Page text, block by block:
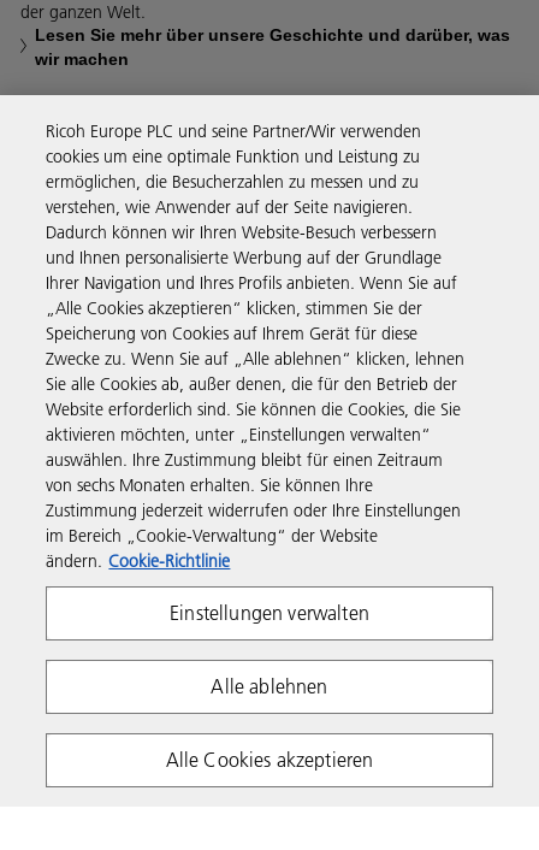
der ganzen Welt.
Lesen Sie mehr über unsere Geschichte und darüber, was
wir machen
Business Solutions
Produkte & Services
Support & Kontakt
Governance & Policies
Folgen Sie uns
Informationspflicht
Cookie Richtlinie
Nutzungsbedingungen
Hinweismeldestelle
Copyright 2026 Ricoh. Alle Rechte vorbehalten.
Ricoh Europe PLC und seine Partner/Wir verwenden
cookies um eine optimale Funktion und Leistung zu
ermöglichen, die Besucherzahlen zu messen und zu
verstehen, wie Anwender auf der Seite navigieren.
Dadurch können wir Ihren Website-Besuch verbessern
und Ihnen personalisierte Werbung auf der Grundlage
Ihrer Navigation und Ihres Profils anbieten. Wenn Sie auf
„Alle Cookies akzeptieren“ klicken, stimmen Sie der
Speicherung von Cookies auf Ihrem Gerät für diese
Zwecke zu. Wenn Sie auf „Alle ablehnen“ klicken, lehnen
Sie alle Cookies ab, außer denen, die für den Betrieb der
Website erforderlich sind. Sie können die Cookies, die Sie
aktivieren möchten, unter „Einstellungen verwalten“
auswählen. Ihre Zustimmung bleibt für einen Zeitraum
von sechs Monaten erhalten. Sie können Ihre
Zustimmung jederzeit widerrufen oder Ihre Einstellungen
im Bereich „Cookie-Verwaltung“ der Website
ändern. Cookie-Richtlinie
Einstellungen verwalten
Alle ablehnen
Alle Cookies akzeptieren